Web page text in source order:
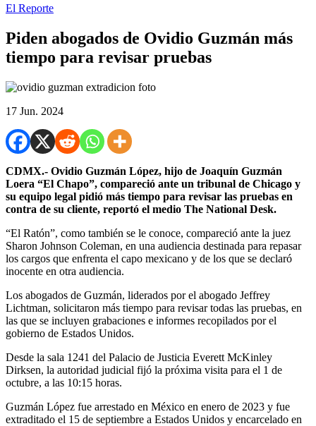
El Reporte
Piden abogados de Ovidio Guzmán más
tiempo para revisar pruebas
17 Jun. 2024
CDMX.- Ovidio Guzmán López, hijo de Joaquín Guzmán
Loera “El Chapo”, compareció ante un tribunal de Chicago y
su equipo legal pidió más tiempo para revisar las pruebas en
contra de su cliente, reportó el medio The National Desk.
“El Ratón”, como también se le conoce, compareció ante la juez
Sharon Johnson Coleman, en una audiencia destinada para repasar
los cargos que enfrenta el capo mexicano y de los que se declaró
inocente en otra audiencia.
Los abogados de Guzmán, liderados por el abogado Jeffrey
Lichtman, solicitaron más tiempo para revisar todas las pruebas, en
las que se incluyen grabaciones e informes recopilados por el
gobierno de Estados Unidos.
Desde la sala 1241 del Palacio de Justicia Everett McKinley
Dirksen, la autoridad judicial fijó la próxima visita para el 1 de
octubre, a las 10:15 horas.
Guzmán López fue arrestado en México en enero de 2023 y fue
extraditado el 15 de septiembre a Estados Unidos y encarcelado en